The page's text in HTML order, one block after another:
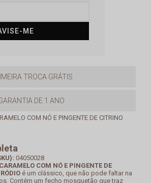
ME
TROCA GRÁTIS
DE 1 ANO
COM NÓ E PINGENTE DE CITRINO
04050028
COM NÓ E PINGENTE DE
é um clássico, que não pode faltar na
Contém um fecho mosquetão que traz